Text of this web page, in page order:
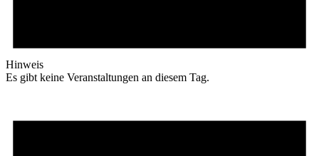
Hinweis
Es gibt keine Veranstaltungen an diesem Tag.